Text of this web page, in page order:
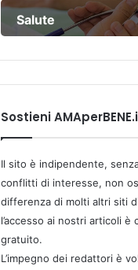
Salute
Sostieni
Il sito è indipendente,
conflitti di interesse, non
differenza di molti altri siti
l’accesso ai nostri articoli è
gratuito.
L’impegno dei redattori è